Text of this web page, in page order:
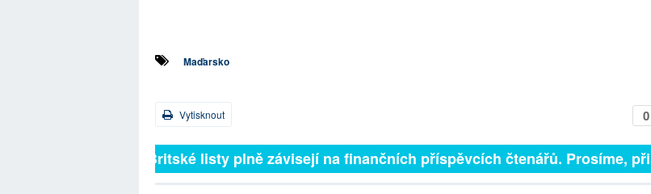
Maďarsko
0
Vytisknout
Britské listy plně závisejí na finančních příspěvcích čtenářů. Prosíme,